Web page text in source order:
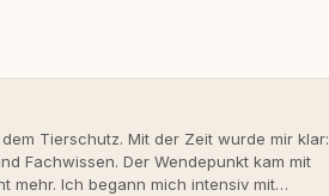
Tierschutz. Mit der Zeit wurde mir klar:
Fachwissen. Der Wendepunkt kam mit
mehr. Ich begann mich intensiv mit